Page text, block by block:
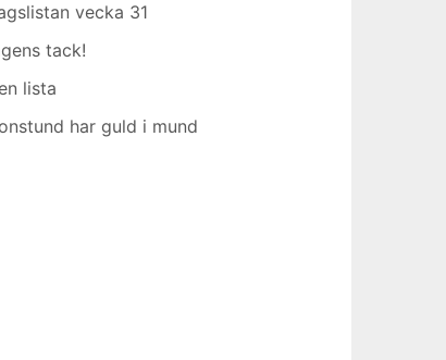
vecka 31
tack!
lista
har guld i mund